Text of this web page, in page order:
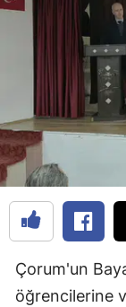
Çorum'un
öğrencilerine